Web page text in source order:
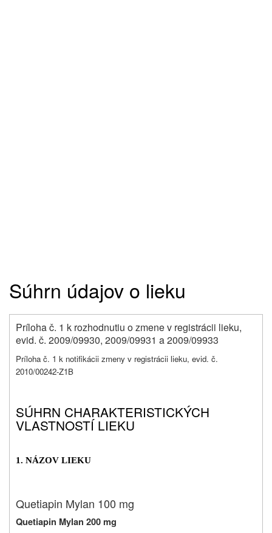
Súhrn údajov o lieku
Príloha č. 1 k rozhodnutiu o zmene v registrácii lieku,
evid. č. 2009/09930, 2009/09931 a 2009/09933
Príloha č. 1 k notifikácii zmeny v registrácii lieku, evid. č.
2010/00242-Z1B
SÚHRN CHARAKTERISTICKÝCH
VLASTNOSTÍ LIEKU
1. NÁZOV LIEKU
Quetiapin Mylan 100 mg
Quetiapin Mylan 200 mg